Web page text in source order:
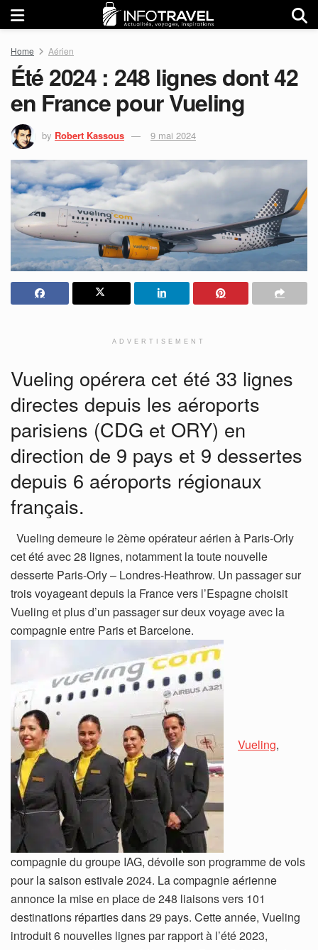
Home Aérien
Été 2024 : 248 lignes dont 42
en France pour Vueling
by Robert Kassous 9 mai 2024
ADVERTISEMENT
Vueling opérera cet été 33 lignes
directes depuis les aéroports
parisiens (CDG et ORY) en
direction de 9 pays et 9 dessertes
depuis 6 aéroports régionaux
français.
Vueling demeure le 2ème opérateur aérien à Paris-Orly
cet été avec 28 lignes, notamment la toute nouvelle
desserte Paris-Orly – Londres-Heathrow. Un passager sur
trois voyageant depuis la France vers l’Espagne choisit
Vueling et plus d’un passager sur deux voyage avec la
compagnie entre Paris et Barcelone.
Vueling,
compagnie du groupe IAG, dévoile son programme de vols
pour la saison estivale 2024. La compagnie aérienne
annonce la mise en place de 248 liaisons vers 101
destinations réparties dans 29 pays. Cette année, Vueling
introduit 6 nouvelles lignes par rapport à l’été 2023,